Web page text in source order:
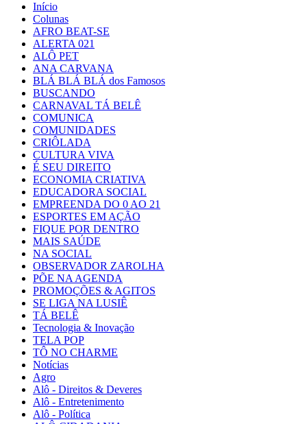
Início
Colunas
AFRO BEAT-SE
ALERTA 021
ALÔ PET
ANA CARVANA
BLÁ BLÁ BLÁ dos Famosos
BUSCANDO
CARNAVAL TÁ BELÊ
COMUNICA
COMUNIDADES
CRIÔLADA
CULTURA VIVA
É SEU DIREITO
ECONOMIA CRIATIVA
EDUCADORA SOCIAL
EMPREENDA DO 0 AO 21
ESPORTES EM AÇÃO
FIQUE POR DENTRO
MAIS SAÚDE
NA SOCIAL
OBSERVADOR ZAROLHA
PÕE NA AGENDA
PROMOÇÕES & AGITOS
SE LIGA NA LUSIÊ
TÁ BELÊ
Tecnologia & Inovação
TELA POP
TÔ NO CHARME
Notícias
Agro
Alô - Direitos & Deveres
Alô - Entretenimento
Alô - Política